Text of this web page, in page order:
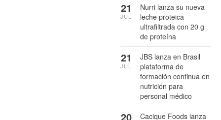
Nurri lanza su nueva
leche proteica
ultrafiltrada con 20 g
de proteína
21
JUL
JBS lanza en Brasil
plataforma de
formación continua en
nutrición para
personal médico
21
JUL
Cacique Foods lanza
20